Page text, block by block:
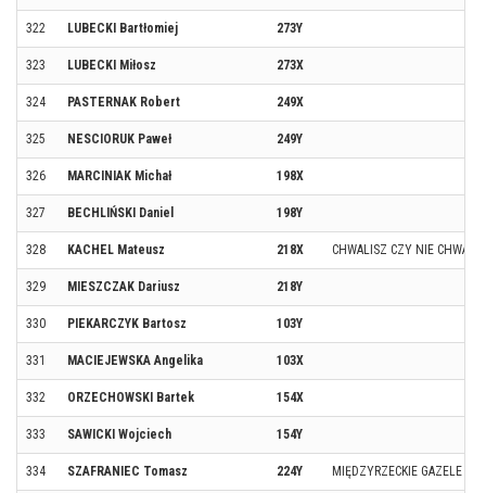
322 LUBECKI Bartłomiej 273Y
323 LUBECKI Miłosz 273X
324 PASTERNAK Robert 249X
325 NESCIORUK Paweł 249Y
326 MARCINIAK Michał 198X
327 BECHLIŃSKI Daniel 198Y
328 KACHEL Mateusz 218X CHWALISZ CZY NIE
329 MIESZCZAK Dariusz 218Y
330 PIEKARCZYK Bartosz 103Y
331 MACIEJEWSKA Angelika 103X
332 ORZECHOWSKI Bartek 154X
333 SAWICKI Wojciech 154Y
334 SZAFRANIEC Tomasz 224Y MIĘDZYRZECKIE GAZELE